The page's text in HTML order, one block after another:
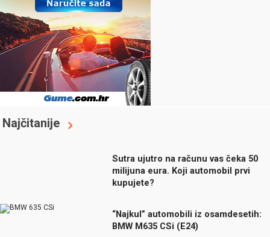
Najčitanije
Sutra ujutro na računu vas čeka 50
milijuna eura. Koji automobil prvi
kupujete?
“Najkul” automobili iz osamdesetih:
BMW M635 CSi (E24)